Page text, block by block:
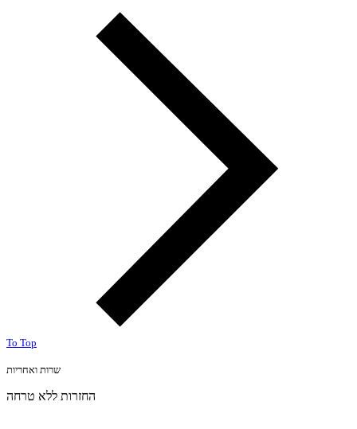
To Top
שרות ואחריות
החזרות ללא טרחה